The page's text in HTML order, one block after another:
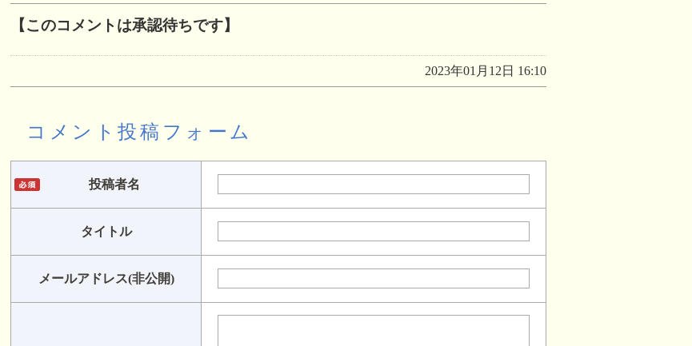
【このコメントは承認待ちです】
2023年01月12日 16:10
コメント投稿フォーム
投稿者名
タイトル
メールアドレス(非公開)